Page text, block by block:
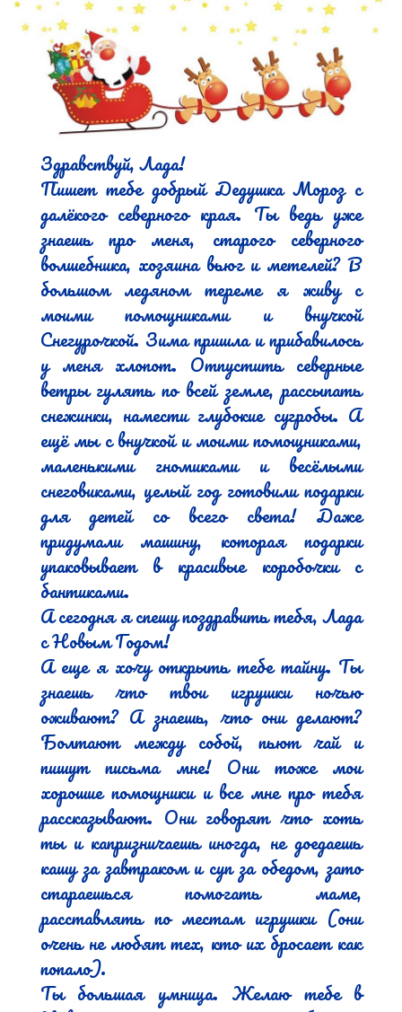
Здравствуй, Лада!
Пишет тебе добрый Дедушка Мороз с
далёкого северного края. Ты ведь уже
знаешь про меня, старого северного
волшебника, хозяина вьюг и метелей? В
большом ледяном тереме я живу с
моими помощниками и внучкой
Снегурочкой. Зима пришла и прибавилось
у меня хлопот. Отпустить северные
ветры гулять по всей земле, рассыпать
снежинки, намести глубокие сугробы. А
ещё мы с внучкой и моими помощниками,
маленькими гномиками и весёлыми
снеговиками, целый год готовили подарки
для детей со всего света! Даже
придумали машину, которая подарки
упаковывает в красивые коробочки с
бантиками.
А сегодня я спешу поздравить тебя, Лада
с Новым Годом!
А еще я хочу открыть тебе тайну. Ты
знаешь что твои игрушки ночью
оживают? А знаешь, что они делают?
Болтают между собой, пьют чай и
пишут письма мне! Они тоже мои
хорошие помощники и все мне про тебя
рассказывают. Они говорят что хоть
ты и капризничаешь иногда, не доедаешь
кашу за завтраком и суп за обедом, зато
стараешься помогать маме,
расставлять по местам игрушки (они
очень не любят тех, кто их бросает как
попало).
Ты большая умница. Желаю тебе в